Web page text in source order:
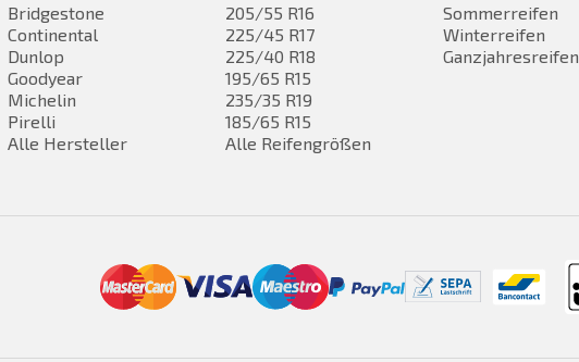
Bridgestone
Continental
Dunlop
Goodyear
Michelin
Pirelli
Alle Hersteller
205/55 R16
225/45 R17
225/40 R18
195/65 R15
235/35 R19
185/65 R15
Alle Reifengrößen
Sommerreifen
Winterreifen
Ganzjahresreifen